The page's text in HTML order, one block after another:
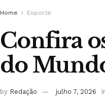
Home Esporte
Confira
do
by Redação julho 7, 2026